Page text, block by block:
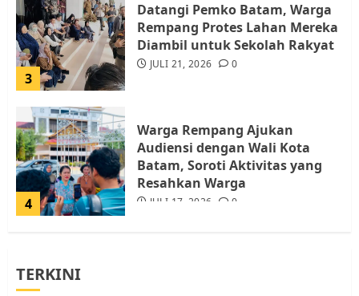
3
Datangi Pemko Batam, Warga
Rempang Protes Lahan Mereka
Diambil untuk Sekolah Rakyat
JULI 21, 2026 0
4
Warga Rempang Ajukan
Audiensi dengan Wali Kota
Batam, Soroti Aktivitas yang
Resahkan Warga
JULI 17, 2026 0
TERKINI